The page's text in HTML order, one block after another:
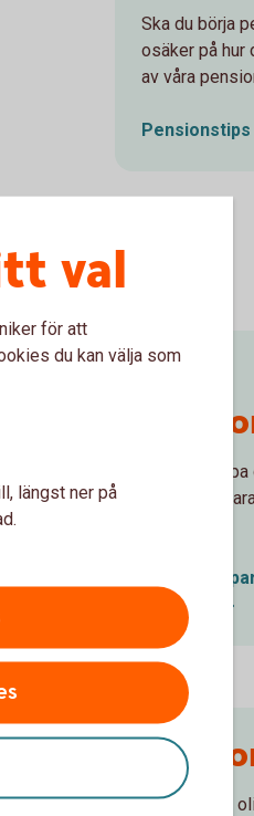
Ska du börja
osäker på hur
av våra
Låt oss
pension
Läs mer om
val
för att
du kan välja som
längst ner på